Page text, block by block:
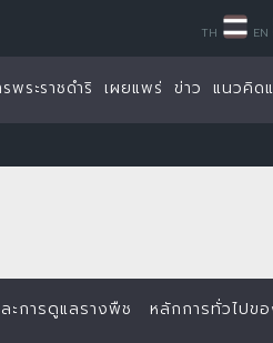
พระราชดำริ เผยแพร่ ข่าว แนวคิด
TH EN
ะการดูแลรางพืช หลักการทั่วไปข